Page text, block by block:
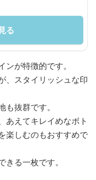
る
が特徴的です。
、スタイリッシュな印
抜群です。
あえてキレイめなボト
楽しむのもおすすめで
る一枚です。